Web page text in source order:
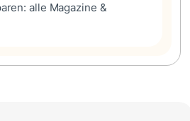
alle Magazine &